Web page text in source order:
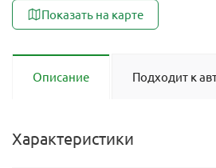
Показать на карте
Описание Подходит к
Характеристики